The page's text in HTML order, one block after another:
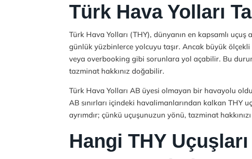
Türk Hava Yolları
Türk Hava Yolları (THY), dünyanın en kapsamlı
günlük yüzbinlerce yolcuyu taşır. Ancak büyük
veya overbooking gibi sorunlara yol açabilir. Bu
tazminat hakkınız doğabilir.
Türk Hava Yolları AB üyesi olmayan bir havayolu
AB sınırları içindeki havalimanlarından kalkan THY
ayrımdır; çünkü uçuşunuzun yönü, tazminat
Hangi THY